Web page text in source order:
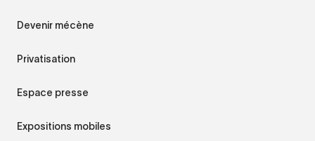
Devenir mécène
Privatisation
Espace presse
Expositions mobiles